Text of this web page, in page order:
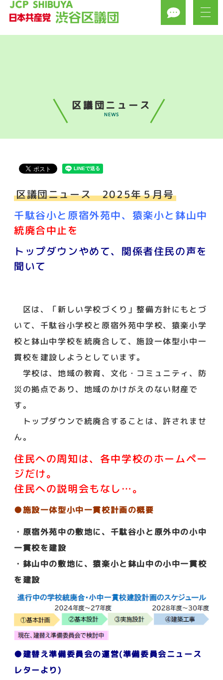
区議団ニュース
NEWS
区議団ニュース 2025年５月号
千駄谷小と原宿外苑中、猿楽小と鉢山中
統廃合中止を
トップダウンやめて、関係者住民の声を
聞いて
区は、「新しい学校づくり」整備方針にもとづ
いて、千駄谷小学校と原宿外苑中学校、猿楽小学
校と鉢山中学校を統廃合して、施設一体型小中一
貫校を建設しようとしています。
学校は、地域の教育、文化・コミュニティ、防
災の拠点であり、地域のかけがえのない財産で
す。
トップダウンで統廃合することは、許されませ
ん。
住民への周知は、各中学校のホームペー
ジだけ。
住民への説明会もなし…。
●施設一体型小中一貫校計画の概要
・原宿外苑中の敷地に、千駄谷小と原外中の小中
一貫校を建設
・鉢山中の敷地に、猿楽小と鉢山中の小中一貫校
を建設
●建替え準備委員会の運営(準備委員会ニュース
レターより)